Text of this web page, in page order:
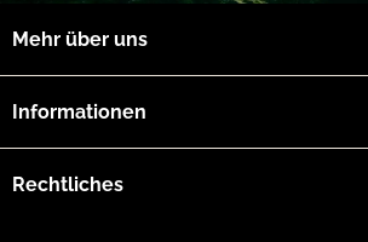
Mehr über uns
Informationen
Rechtliches